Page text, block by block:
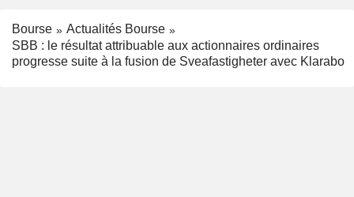
Bourse
Actualités Bourse
SBB : le résultat attribuable aux actionnaires ordinaires
progresse suite à la fusion de Sveafastigheter avec Klarabo